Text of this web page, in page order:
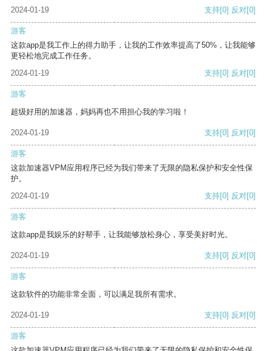
2024-01-19
支持[0] 反对[0]
游客
这款app是我工作上的得力助手，让我的工作效率提高了50%，让我能够
更轻松地完成工作任务。
2024-01-19
支持[0] 反对[0]
游客
超级好用的加速器，妈妈再也不用担心我的学习啦！
2024-01-19 支持[0] 反对[0]
游客
这款加速器VPM应用程序已经为我们带来了无限的隐私保护和安全性保
护。
2024-01-19
支持[0] 反对[0]
游客
这款app是我娱乐的好帮手，让我能够放松身心，享受美好时光。
2024-01-19 支持[0] 反对[0]
游客
这款软件的功能非常全面，可以满足我所有需求。
2024-01-19 支持[0] 反对[0]
游客